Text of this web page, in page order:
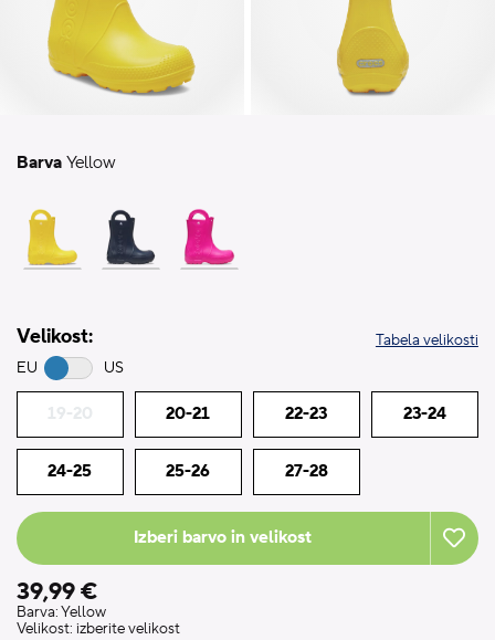
Barva Yellow
Velikost:
EU US
Tabela velikosti
19-20 20-21 22-23 23-24
24-25 25-26 27-28
Izberi barvo in velikost
39,99 €
Barva:Yellow
Velikost: izberite velikost